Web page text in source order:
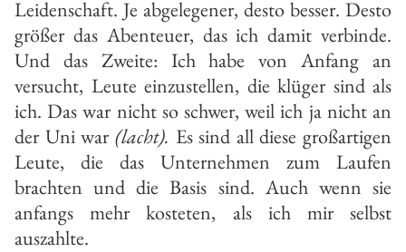
Leidenschaft. Je abgelegener, desto besser. Desto
größer das Abenteuer, das ich damit verbinde.
Und das Zweite: Ich habe von Anfang an
versucht, Leute einzustellen, die klüger sind als
ich. Das war nicht so schwer, weil ich ja nicht an
der Uni war (lacht). Es sind all diese großartigen
Leute, die das Unternehmen zum Laufen
brachten und die Basis sind. Auch wenn sie
anfangs mehr kosteten, als ich mir selbst
auszahlte.